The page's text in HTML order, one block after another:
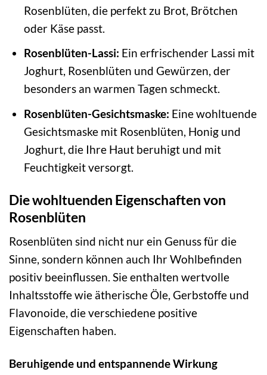
Rosenblüten, die perfekt zu Brot, Brötchen
oder Käse passt.
Rosenblüten-Lassi: Ein erfrischender Lassi mit
Joghurt, Rosenblüten und Gewürzen, der
besonders an warmen Tagen schmeckt.
Rosenblüten-Gesichtsmaske: Eine wohltuende
Gesichtsmaske mit Rosenblüten, Honig und
Joghurt, die Ihre Haut beruhigt und mit
Feuchtigkeit versorgt.
Die wohltuenden Eigenschaften von
Rosenblüten
Rosenblüten sind nicht nur ein Genuss für die
Sinne, sondern können auch Ihr Wohlbefinden
positiv beeinflussen. Sie enthalten wertvolle
Inhaltsstoffe wie ätherische Öle, Gerbstoffe und
Flavonoide, die verschiedene positive
Eigenschaften haben.
Beruhigende und entspannende Wirkung